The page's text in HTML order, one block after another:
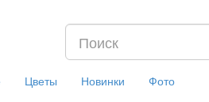
Цветы Новинки Фото